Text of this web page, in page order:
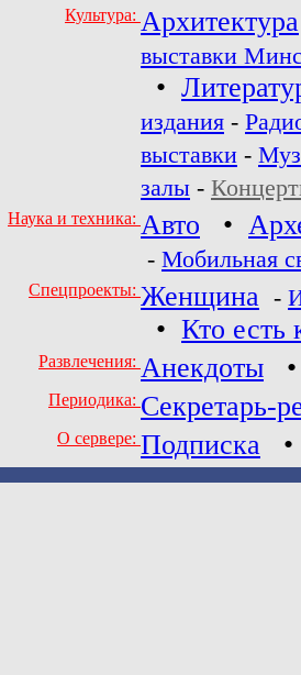
Культура: Архитектура
выставки
•
издания -
выставки -
залы -
Наука и техника: Авто •
- Мобильная
Спецпроекты: Женщина -
• Кто есть
Развлечения: Анекдоты •
Периодика: Секретарь-
О сервере: Подписка •